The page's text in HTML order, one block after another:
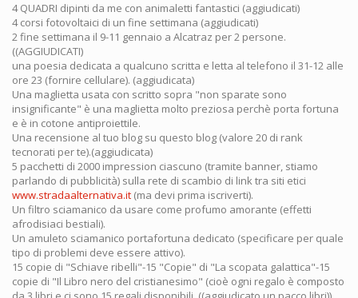
4 QUADRI dipinti da me con animaletti fantastici (aggiudicati)
4 corsi fotovoltaici di un fine settimana (aggiudicati)
2 fine settimana il 9-11 gennaio a Alcatraz per 2 persone.
((AGGIUDICATI)
una poesia dedicata a qualcuno scritta e letta al telefono il 31-12 alle
ore 23 (fornire cellulare). (aggiudicata)
Una maglietta usata con scritto sopra "non sparate sono
insignificante" è una maglietta molto preziosa perchè porta fortuna
e è in cotone antiproiettile.
Una recensione al tuo blog su questo blog (valore 20 di rank
tecnorati per te).(aggiudicata)
5 pacchetti di 2000 impression ciascuno (tramite banner, stiamo
parlando di pubblicità) sulla rete di scambio di link tra siti etici
www.stradaalternativa.it (ma devi prima iscriverti).
Un filtro sciamanico da usare come profumo amorante (effetti
afrodisiaci bestiali).
Un amuleto sciamanico portafortuna dedicato (specificare per quale
tipo di problemi deve essere attivo).
15 copie di "Schiave ribelli"-15 "Copie" di "La scopata galattica"-15
copie di "Il Libro nero del cristianesimo" (cioè ogni regalo è composto